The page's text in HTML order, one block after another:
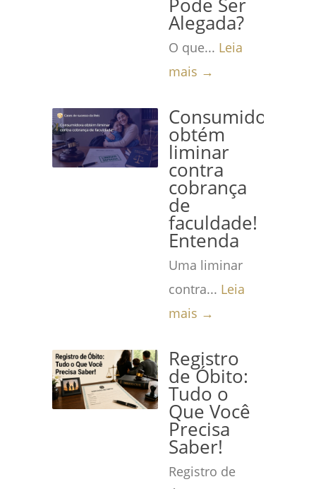
Pode Ser
Alegada?
O que... Leia
mais →
Consumidora
obtém
liminar
contra
cobrança
de
faculdade!
Entenda
Uma liminar
contra... Leia
mais →
Registro
de Óbito:
Tudo o
Que Você
Precisa
Saber!
Registro de